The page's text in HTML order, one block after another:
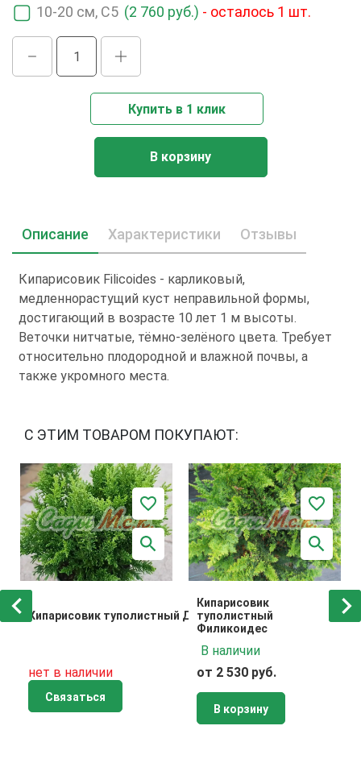
10-20 см, C5 (2 760 руб.) - осталось 1 шт.
Купить в 1 клик
В корзину
Описание Характеристики Отзывы
Кипарисовик Filicoides - карликовый,
медленнорастущий куст неправильной формы,
достигающий в возрасте 10 лет 1 м высоты.
Веточки нитчатые, тёмно-зелёного цвета. Требует
относительно плодородной и влажной почвы, а
также укромного места.
С ЭТИМ ТОВАРОМ ПОКУПАЮТ:
Кипарисовик туполистный Драхт
нет в наличии
Связаться
Кипарисовик
туполистный
Филикоидес
В наличии
от 2 530 руб.
В корзину